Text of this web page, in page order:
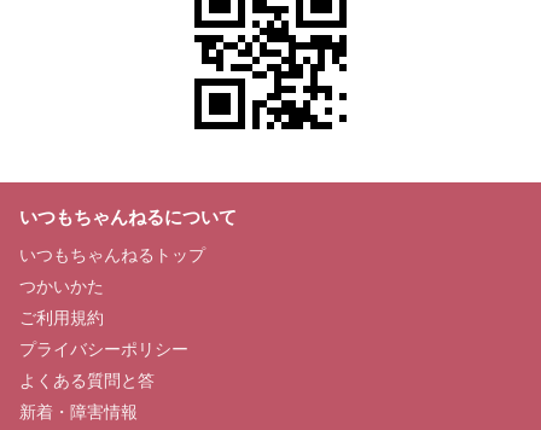
いつもちゃんねるについて
いつもちゃんねるトップ
つかいかた
ご利用規約
プライバシーポリシー
よくある質問と答
新着・障害情報